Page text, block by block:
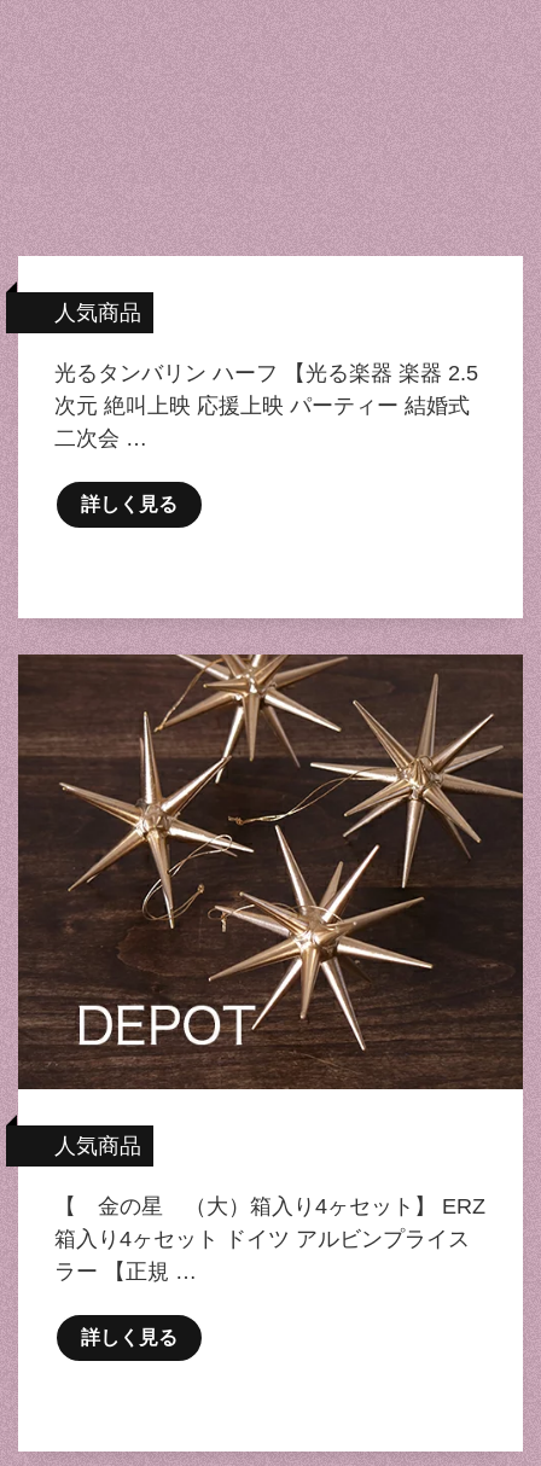
人気商品
光るタンバリン ハーフ 【光る楽器 楽器 2.5
次元 絶叫上映 応援上映 パーティー 結婚式
二次会 …
詳しく見る
人気商品
【 金の星 （大）箱入り4ヶセット】 ERZ
箱入り4ヶセット ドイツ アルビンプライス
ラー 【正規 …
詳しく見る